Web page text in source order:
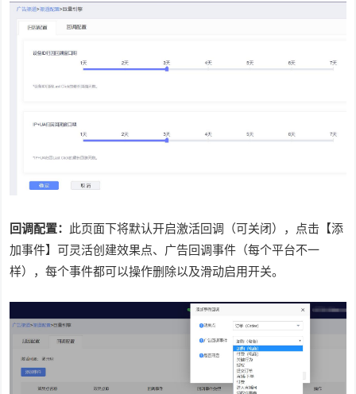
回调配置： 此页面下将默认开启激活回调（可关闭），点击【添
加事件】可灵活创建效果点、广告回调事件（每个平台不一
样），每个事件都可以操作删除以及滑动启用开关。